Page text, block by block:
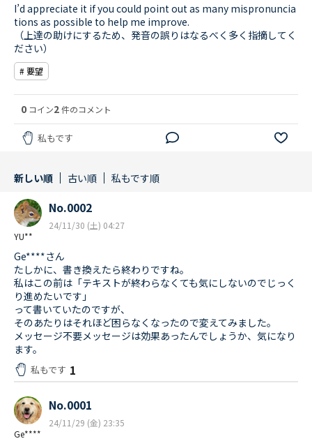
I’d appreciate it if you could point out as many mispronuncia
tions as possible to help me improve.
（上達の助けにするため、発音の誤りはなるべく多く指摘してく
ださい）
# 要望
0 コイン2件のコメント
私もです
新しい順 古い順 私もです順
YU**
No.0002
24/11/30 (土) 04:27
Ge****さん
たしかに、書き換えたら終わりですね。
私はこの前は「テキストが終わらなくても気にしないのでじっく
り進めたいです」
って書いていたのですが、
そのあたりはそれほど困らなくなったので変えてみました。
メッセージ不要メッセージは効果あったんでしょうか、気になり
ます。
私もです 1
Ge****
No.0001
24/11/29 (金) 23:35